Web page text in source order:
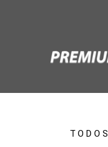
TODOS